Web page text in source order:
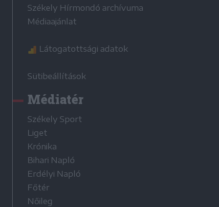
Székely Hírmondó archívuma
Médiaajánlat
Látogatottsági adatok
Sütibeállítások
Médiatér
Székely Sport
Liget
Krónika
Bihari Napló
Erdélyi Napló
Főtér
Nőileg